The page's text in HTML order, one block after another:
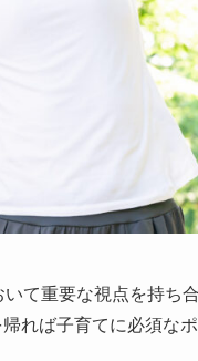
て重要な視点を持ち
れば子育てに必須な